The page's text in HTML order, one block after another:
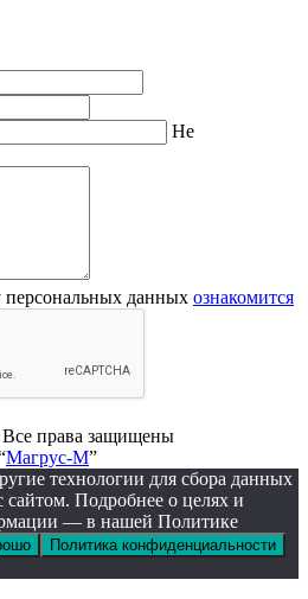
Не
персональных данных ознакомится
права защищены
Магрус-М”
технологии для сбора данных
Подробнее о целях и
— в нашей Политике
Политика конфиденциальности